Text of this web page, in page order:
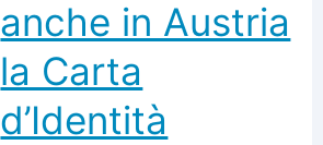
anche in Austria
la Carta
d’Identità